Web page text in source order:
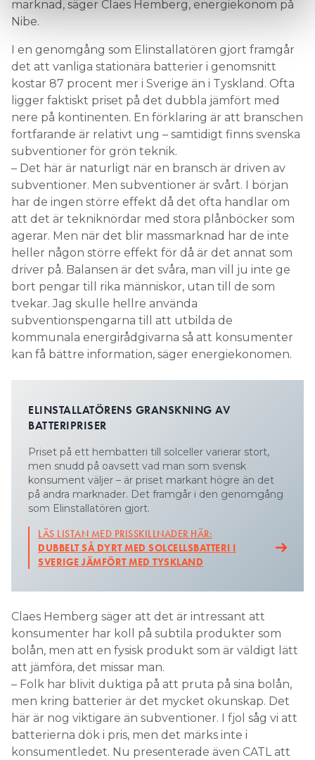
marknad, säger Claes Hemberg, energiekonom på
Nibe.
I en genomgång som Elinstallatören gjort framgår
det att vanliga stationära batterier i genomsnitt
kostar 87 procent mer i Sverige än i Tyskland. Ofta
ligger faktiskt priset på det dubbla jämfört med
nere på kontinenten. En förklaring är att branschen
fortfarande är relativt ung – samtidigt finns svenska
subventioner för grön teknik.
– Det här är naturligt när en bransch är driven av
subventioner. Men subventioner är svårt. I början
har de ingen större effekt då det ofta handlar om
att det är tekniknördar med stora plånböcker som
agerar. Men när det blir massmarknad har de inte
heller någon större effekt för då är det annat som
driver på. Balansen är det svåra, man vill ju inte ge
bort pengar till rika människor, utan till de som
tvekar. Jag skulle hellre använda
subventionspengarna till att utbilda de
kommunala energirådgivarna så att konsumenter
kan få bättre information, säger energiekonomen.
ELINSTALLATÖRENS GRANSKNING AV
BATTERIPRISER
Priset på ett hembatteri till solceller varierar stort,
men snudd på oavsett vad man som svensk
konsument väljer – är priset markant högre än det
på andra marknader. Det framgår i den genomgång
som Elinstallatören gjort.
LÄS LISTAN MED PRISSKILLNADER HÄR:
DUBBELT SÅ DYRT MED SOLCELLSBATTERI I
SVERIGE JÄMFÖRT MED TYSKLAND
Claes Hemberg säger att det är intressant att
konsumenter har koll på subtila produkter som
bolån, men att en fysisk produkt som är väldigt lätt
att jämföra, det missar man.
– Folk har blivit duktiga på att pruta på sina bolån,
men kring batterier är det mycket okunskap. Det
här är nog viktigare än subventioner. I fjol såg vi att
batterierna dök i pris, men det märks inte i
konsumentledet. Nu presenterade även CATL att